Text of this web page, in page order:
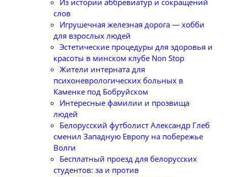
слов
Игрушечная железная дорога — хобби
для взрослых людей
Эстетические процедуры для здоровья и
красоты в минском клубе Non Stop
Жители интерната для
психоневрологических больных в
Каменке под Бобруйском
Интересные фамилии и прозвища
людей
Белорусский футболист Александр Глеб
сменил Западную Европу на побережье
Волги
Бесплатный проезд для белорусских
студентов: за и против